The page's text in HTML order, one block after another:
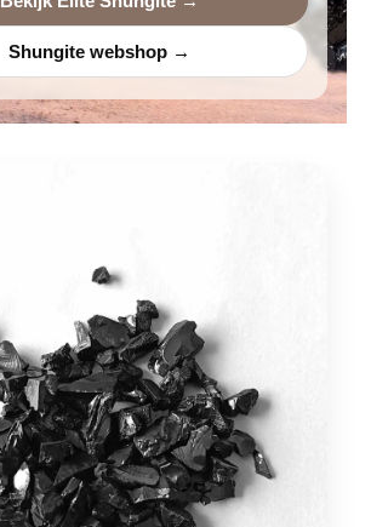
Shungite webshop →